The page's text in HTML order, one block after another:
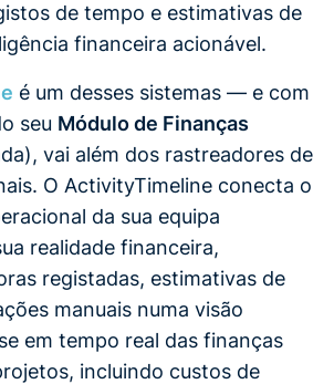
de tempo e estimativas de
financeira acionável.
é um desses sistemas — e com
seu Módulo de Finanças
vai além dos rastreadores de
O ActivityTimeline conecta o
da sua equipa
realidade financeira,
registadas, estimativas de
manuais numa visão
em tempo real das finanças
incluindo custos de